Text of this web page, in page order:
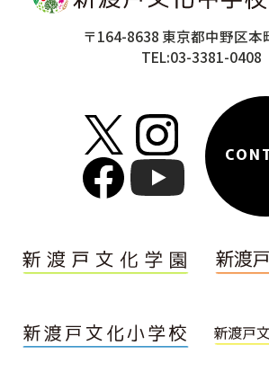
〒164-8638 東京都中野区本
TEL:03-3381-0408